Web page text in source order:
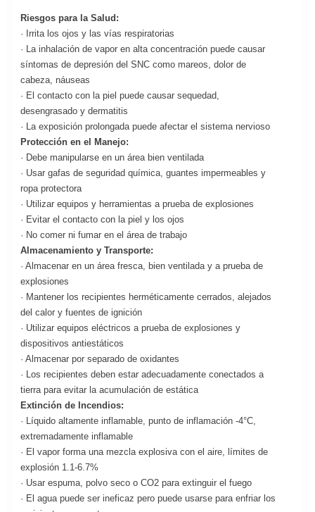
Riesgos para la Salud:
· Irrita los ojos y las vías respiratorias
· La inhalación de vapor en alta concentración puede causar
síntomas de depresión del SNC como mareos, dolor de
cabeza, náuseas
· El contacto con la piel puede causar sequedad,
desengrasado y dermatitis
· La exposición prolongada puede afectar el sistema nervioso
Protección en el Manejo:
· Debe manipularse en un área bien ventilada
· Usar gafas de seguridad química, guantes impermeables y
ropa protectora
· Utilizar equipos y herramientas a prueba de explosiones
· Evitar el contacto con la piel y los ojos
· No comer ni fumar en el área de trabajo
Almacenamiento y Transporte:
· Almacenar en un área fresca, bien ventilada y a prueba de
explosiones
· Mantener los recipientes herméticamente cerrados, alejados
del calor y fuentes de ignición
· Utilizar equipos eléctricos a prueba de explosiones y
dispositivos antiestáticos
· Almacenar por separado de oxidantes
· Los recipientes deben estar adecuadamente conectados a
tierra para evitar la acumulación de estática
Extinción de Incendios:
· Líquido altamente inflamable, punto de inflamación -4°C,
extremadamente inflamable
· El vapor forma una mezcla explosiva con el aire, límites de
explosión 1.1-6.7%
· Usar espuma, polvo seco o CO2 para extinguir el fuego
· El agua puede ser ineficaz pero puede usarse para enfriar los